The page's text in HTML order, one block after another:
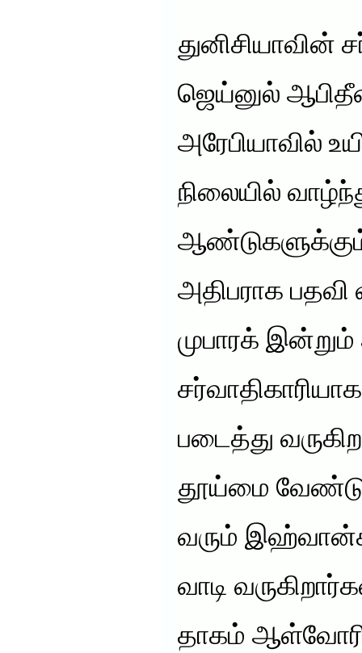
துனிசியாவின்
ஜெய்னுல்
அரேபியாவில்
நிலையில்
அதிபராக
முபாரக்
படைத்து
தூய்மை
வரும்
வாடி
தாகம்